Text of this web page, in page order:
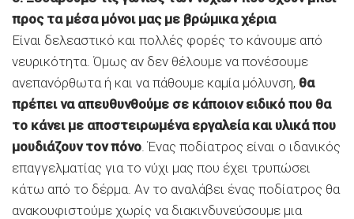
προς τα μέσα μόνοι μας με βρώμικα χέρια
Είναι δελεαστικό και πολλές φορές το κάνουμε από
νευρικότητα. Όμως αν δεν θέλουμε να πονέσουμε
ανεπανόρθωτα ή και να πάθουμε καμία μόλυνση, θα
πρέπει να απευθυνθούμε σε κάποιον ειδικό που θα
το κάνει με αποστειρωμένα εργαλεία και υλικά που
μουδιάζουν τον πόνο . Ένας ποδίατρος είναι ο ιδανικός
επαγγελματίας για το νύχι μας που έχει τρυπώσει
κάτω από το δέρμα. Αν το αναλάβει ένας ποδίατρος θα
ανακουφιστούμε χωρίς να διακινδυνεύσουμε μια